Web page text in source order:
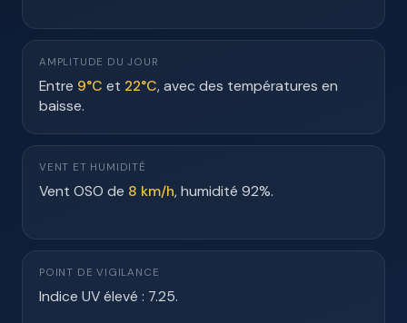
AMPLITUDE DU JOUR
Entre 9°C et 22°C, avec des températures en
baisse.
VENT ET HUMIDITÉ
Vent OSO de 8 km/h, humidité 92%.
POINT DE VIGILANCE
Indice UV élevé : 7.25.